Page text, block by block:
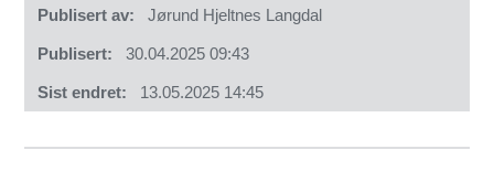
Publisert av Jørund Hjeltnes Langdal
Publisert 30.04.2025 09:43
Sist endret 13.05.2025 14:45